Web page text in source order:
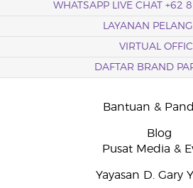
WHATSAPP LIVE CHAT +62
LAYANAN
VIRTUAL
DAFTAR BRAND
Bantuan &
Blog
Pusat Media &
Yayasan D. Gary